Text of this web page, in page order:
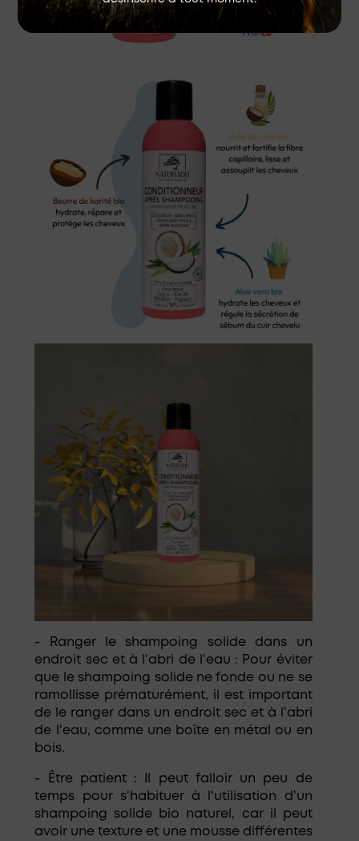
- Ranger le shampoing solide dans un
endroit sec et à l'abri de l'eau : Pour éviter
que le shampoing solide ne fonde ou ne se
ramollisse prématurément, il est important
de le ranger dans un endroit sec et à l'abri
de l'eau, comme une boîte en métal ou en
bois.
- Être patient : Il peut falloir un peu de
temps pour s'habituer à l'utilisation d'un
shampoing solide bio naturel, car il peut
avoir une texture et une mousse différentes